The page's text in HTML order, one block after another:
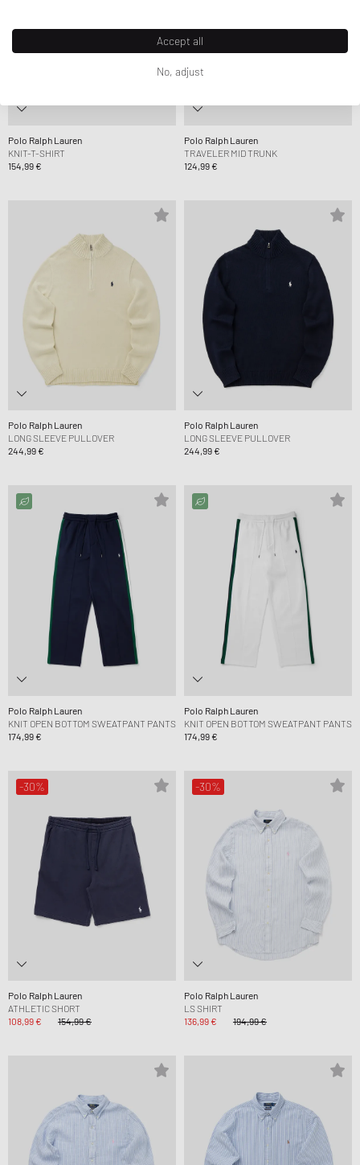
Polo Ralph Lauren
KNIT-T-SHIRT
154,99 €
Polo Ralph Lauren
TRAVELER MID TRUNK
124,99 €
Polo Ralph Lauren
LONG SLEEVE PULLOVER
244,99 €
Polo Ralph Lauren
LONG SLEEVE PULLOVER
244,99 €
Polo Ralph Lauren
KNIT OPEN BOTTOM SWEATPANT PANTS
174,99 €
Polo Ralph Lauren
KNIT OPEN BOTTOM SWEATPANT PANTS
174,99 €
-30%
Polo Ralph Lauren
ATHLETIC SHORT
108,99 €
154,99 €
-30%
Polo Ralph Lauren
LS SHIRT
136,99 €
194,99 €
Accept all
No, adjust